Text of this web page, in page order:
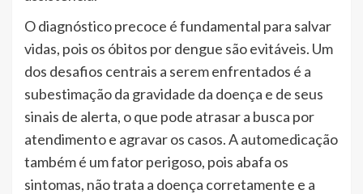
O diagnóstico precoce é fundamental para salvar
vidas, pois os óbitos por dengue são evitáveis. Um
dos desafios centrais a serem enfrentados é a
subestimação da gravidade da doença e de seus
sinais de alerta, o que pode atrasar a busca por
atendimento e agravar os casos. A automedicação
também é um fator perigoso, pois abafa os
sintomas, não trata a doença corretamente e a